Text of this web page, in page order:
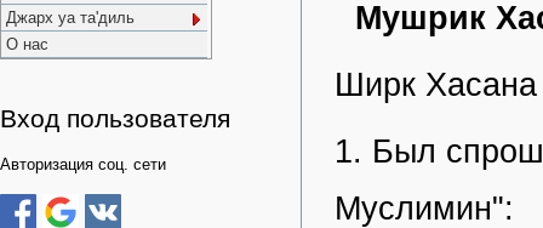
Джарх уа та'диль
О нас
Вход пользователя
Авторизация соц. сети
Мушрик
Ширк
1. Был
Муслимин":